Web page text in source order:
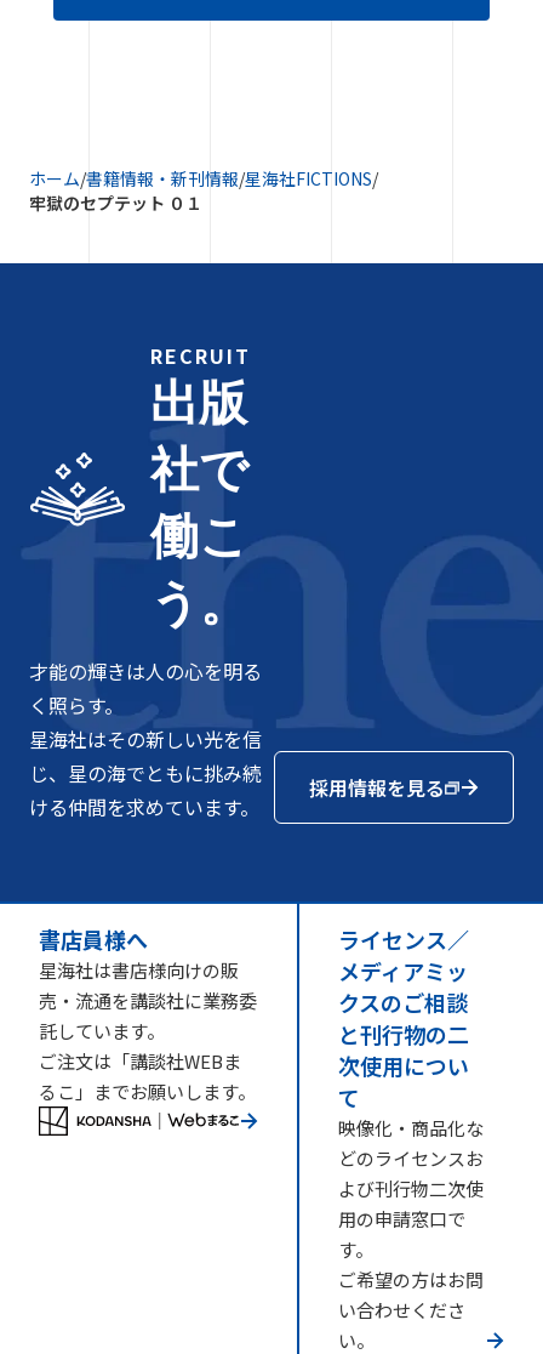
ホーム/書籍情報・新刊情報/星海社FICTIONS/
牢獄のセプテット ０１
RECRUIT
出版
社で
働こ
う。
才能の輝きは人の心を明る
く照らす。
星海社はその新しい光を信
じ、星の海でともに挑み続
ける仲間を求めています。
採用情報を見る
書店員様へ
星海社は書店様向けの販
売・流通を講談社に業務委
託しています。
ご注文は「講談社WEBま
るこ」までお願いします。
ライセンス／
メディアミッ
クスのご相談
と刊行物の二
次使用につい
て
映像化・商品化な
どのライセンスお
よび刊行物二次使
用の申請窓口で
す。
ご希望の方はお問
い合わせくださ
い。